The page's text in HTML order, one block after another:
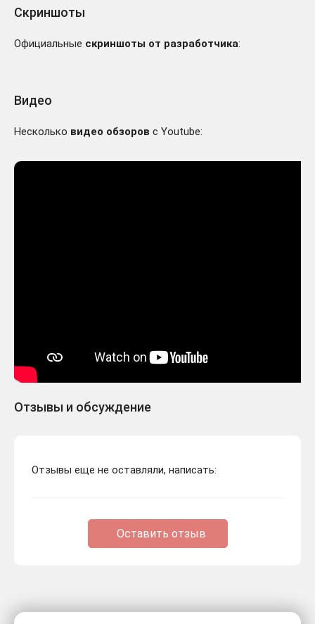
Скриншоты
Официальные скриншоты от разработчика:
Видео
Несколько видео обзоров с Youtube:
Отзывы и обсуждение
Отзывы еще не оставляли, написать:
Оставить отзыв